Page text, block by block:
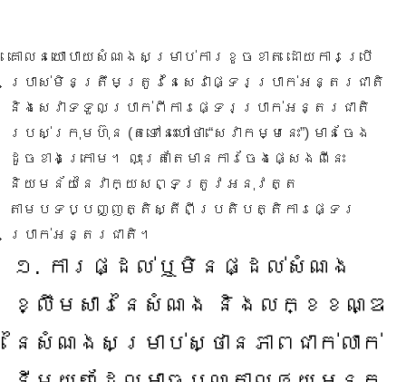
គោលនយោបាយសំណងសម្រាប់ការខូចខាត ដោយការប្រើ
ប្រាស់មិនត្រឹមត្រូវនៃសេវាផ្ទេរប្រាក់អន្តរជាតិ
និងសេវាទទួលប្រាក់ពីការផ្ទេរប្រាក់អន្តរជាតិ​
របស់ក្រុមហ៊ុន (តទៅនេះហៅថា “សេវាកម្មនេះ”) មានចែង
ដូចខាងក្រោម។ លុះត្រាតែមានការចែងផ្សេងពីនេះ
និយមន័យនៃវាក្យសព្ទត្រូវអនុវត្ត
តាមបទប្បញ្ញត្តិស្តីពីប្រតិបត្តិការផ្ទេរ
ប្រាក់អន្តរជាតិ។
១. ការផ្ដល់ឬមិនផ្ដល់សំណង
ខ្លឹមសារនៃសំណង និងលក្ខខណ្ឌ
នៃសំណងសម្រាប់ស្ថានភាពជាក់លាក់